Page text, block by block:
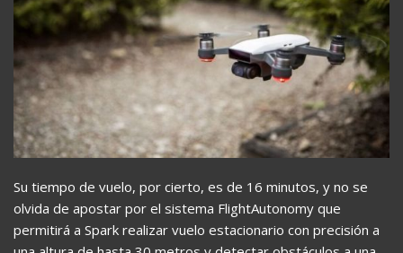
Su tiempo de vuelo, por cierto, es de 16 minutos, y no se
olvida de apostar por el sistema FlightAutonomy que
permitirá a Spark realizar vuelo estacionario con precisión a